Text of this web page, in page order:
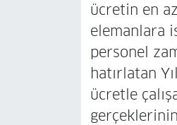
ücretin en
elemanlara
personel
hatırlatan
ücretle